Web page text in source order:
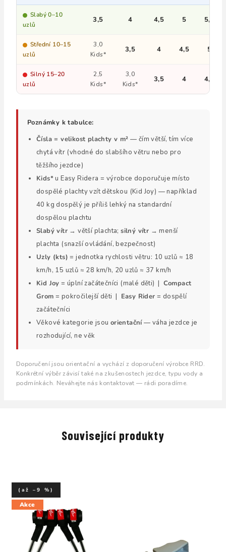
Slabý 0–10
uzlů
3,5 4 4,5 5 5,5
Střední 10–15
uzlů
3,0
Kids*
3,5 4 4,5 5
Silný 15–20
uzlů
2,5
Kids*
3,0
Kids*
3,5 4 4,5
Poznámky k tabulce:
Čísla = velikost plachty v m² — čím větší, tím více
chytá vítr (vhodné do slabšího větru nebo pro
těžšího jezdce)
Kids*u Easy Ridera = výrobce doporučuje místo
dospělé plachty vzít dětskou (Kid Joy) — například
40 kg dospělý je příliš lehký na standardní
dospělou plachtu
Slabý vítr → větší plachta;silný vítr → menší
plachta (snazší ovládání, bezpečnost)
Uzly (kts) = jednotka rychlosti větru: 10 uzlů ≈ 18
km/h, 15 uzlů ≈ 28 km/h, 20 uzlů ≈ 37 km/h
Kid Joy = úplní začátečníci (malé děti) | Compact
Grom = pokročilejší děti | Easy Rider = dospělí
začátečníci
Věkové kategorie jsou orientační— váha jezdce je
rozhodující, ne věk
Doporučení jsou orientační a vychází z doporučení výrobce RRD.
Konkrétní výběr závisí také na zkušenostech jezdce, typu vody a
podmínkách. Neváhejte nás kontaktovat — rádi poradíme.
Související produkty
Akce
(až –9 %)